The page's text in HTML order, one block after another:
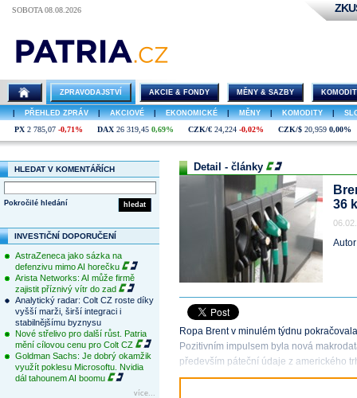
SOBOTA 08.08.2026
ZPRAVODAJSTVÍ AKCIE & FONDY MĚNY & SAZBY
| PŘEHLED ZPRÁV | AKCIOVÉ | EKONOMICKÉ | MĚNY | KOMODITY |
PX 2 785,07 -0,71% DAX 26 319,45 0,69% CZK/€ 24,224 -0,02% CZK/$ 20,959 0,00%
HLEDAT V KOMENTÁŘÍCH
hledat
Pokročilé hledání
INVESTIČNÍ DOPORUČENÍ
AstraZeneca jako sázka na
defenzivu mimo AI horečku
Arista Networks: AI může firmě
zajistit příznivý vítr do zad
Analytický radar: Colt CZ roste díky
vyšší marži, širší integraci i
stabilnějšímu byznysu
Nové střelivo pro další růst. Patria
mění cílovou cenu pro Colt CZ
Goldman Sachs: Je dobrý okamžik
využít poklesu Microsoftu. Nvidia
dál tahounem AI boomu
více...
Detail - články
36
Ropa Brent v minulém týdnu
Pozitivním impulsem byla nová
především páteční údaje z amerického